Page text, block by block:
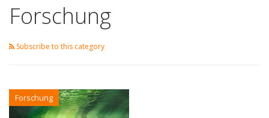
Forschung
Subscribe to this category
Forschung